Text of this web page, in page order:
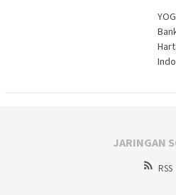
JARINGAN
RSS